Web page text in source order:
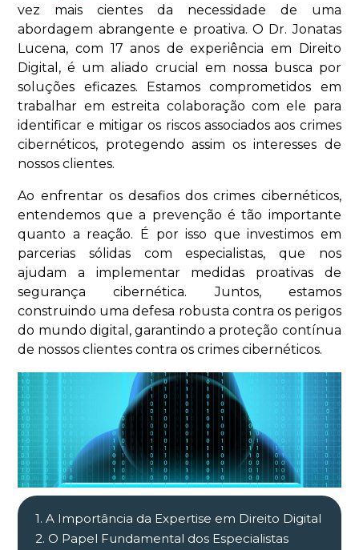
vez mais cientes da necessidade de uma
abordagem abrangente e proativa. O Dr. Jonatas
Lucena, com 17 anos de experiência em Direito
Digital, é um aliado crucial em nossa busca por
soluções eficazes. Estamos comprometidos em
trabalhar em estreita colaboração com ele para
identificar e mitigar os riscos associados aos crimes
cibernéticos, protegendo assim os interesses de
nossos clientes.
Ao enfrentar os desafios dos crimes cibernéticos,
entendemos que a prevenção é tão importante
quanto a reação. É por isso que investimos em
parcerias sólidas com especialistas, que nos
ajudam a implementar medidas proativas de
segurança cibernética. Juntos, estamos
construindo uma defesa robusta contra os perigos
do mundo digital, garantindo a proteção contínua
de nossos clientes contra os crimes cibernéticos.
1. A Importância da Expertise em Direito Digital
2. O Papel Fundamental dos Especialistas